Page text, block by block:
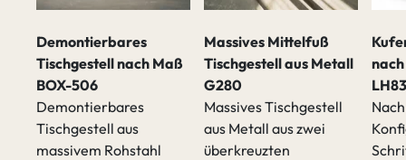
Demontierbares
Tischgestell nach Maß
BOX-506
Demontierbares
Tischgestell aus
massivem Rohstahl
Massives Mittelfuß
Tischgestell aus Metall
G280
Massives Tischgestell
aus Metall aus zwei
überkreuzten